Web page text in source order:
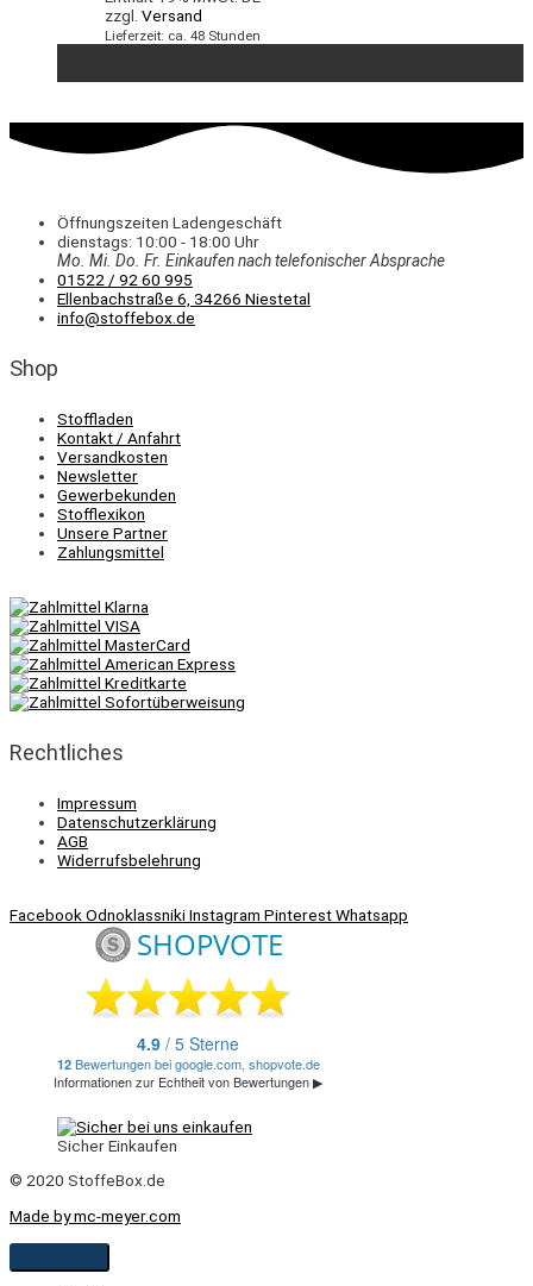
zzgl. Versand
Lieferzeit: ca. 48 Stunden
Öffnungszeiten Ladengeschäft
dienstags: 10:00 - 18:00 Uhr
Mo. Mi. Do. Fr. Einkaufennach telefonischer Absprache
01522 / 92 60 995
Ellenbachstraße 6, 34266 Niestetal
info@stoffebox.de
Shop
Stoffladen
Kontakt / Anfahrt
Versandkosten
Newsletter
Gewerbekunden
Stofflexikon
Unsere Partner
Zahlungsmittel
Rechtliches
Impressum
Datenschutzerklärung
AGB
Widerrufsbelehrung
FacebookOdnoklassnikiInstagram PinterestWhatsapp
Sicher Einkaufen
© 2020 StoffeBox.de
Made by mc-meyer.com